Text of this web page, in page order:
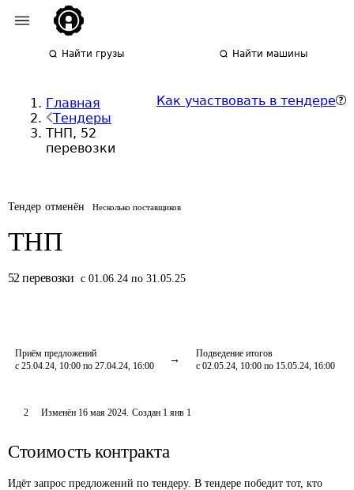
Найти грузы Найти машины
Главная
Тендеры
ТНП, 52
перевозки
Как участвовать в тендере
Тендер отменён Несколько поставщиков
ТНП
52 перевозки с 01.06.24 по 31.05.25
Приём предложений
с 25.04.24, 10:00 по 27.04.24, 16:00
Подведение итогов
с 02.05.24, 10:00 по 15.05.24, 16:00
2 Изменён 16 мая 2024. Создан 1 янв 1
Стоимость контракта
Идёт запрос предложений по тендеру. В тендере победит тот, кто